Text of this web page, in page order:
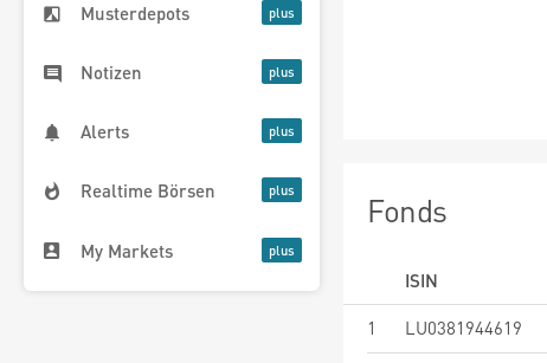
Musterdepots
Notizen
Alerts
Realtime Börsen
My Markets
Fonds
ISIN
1
LU0381944619